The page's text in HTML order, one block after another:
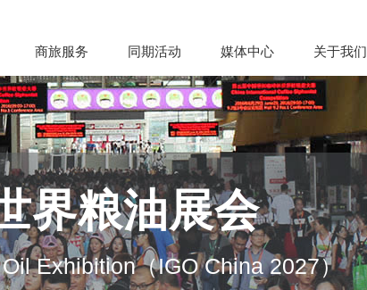
商旅服务 同期活动 媒体中心 关于我们
界粮油展会
Exhibition（IGO China 2027）